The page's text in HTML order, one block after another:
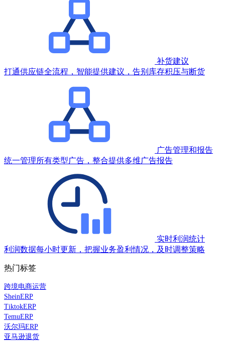
补货建议
打通供应链全流程，智能提供建议，告别库存积压与断货
广告管理和报告
统一管理所有类型广告，整合提供多维广告报告
实时利润统计
利润数据每小时更新，把握业务盈利情况，及时调整策略
热门标签
跨境电商运营
SheinERP
TiktokERP
TemuERP
沃尔玛ERP
亚马逊退货